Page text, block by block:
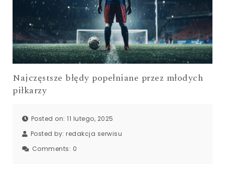
Najczęstsze błędy popełniane przez młodych
piłkarzy
Posted on: 11 lutego, 2025
Posted by: redakcja serwisu
Comments: 0